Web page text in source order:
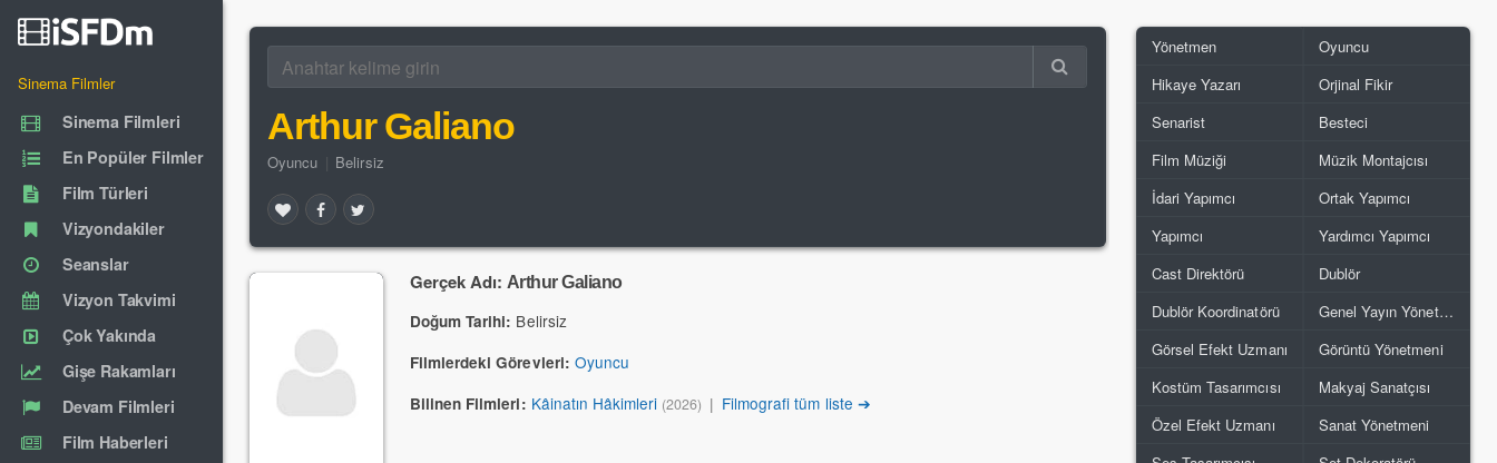
Sinema Filmler
Sinema Filmleri
En Popüler Filmler
Film Türleri
Vizyondakiler
Seanslar
Vizyon Takvimi
Çok Yakında
Gişe Rakamları
Devam Filmleri
Film Haberleri
Arthur Galiano
Oyuncu Belirsiz
Gerçek Adı: Arthur Galiano
Doğum Tarihi: Belirsiz
Filmlerdeki Görevleri: Oyuncu
Bilinen Filmleri: Kâinatın Hâkimleri (2026) | Filmografi tüm liste ➔
Yönetmen
Oyuncu
Hikaye Yazarı
Orjinal Fikir
Senarist
Besteci
Film Müziği
Müzik Montajcısı
İdari Yapımcı
Ortak Yapımcı
Yapımcı
Yardımcı Yapımcı
Cast Direktörü
Dublör
Dublör Koordinatörü
Genel Yayın Yönetmeni
Görsel Efekt Uzmanı
Görüntü Yönetmeni
Kostüm Tasarımcısı
Makyaj Sanatçısı
Özel Efekt Uzmanı
Sanat Yönetmeni